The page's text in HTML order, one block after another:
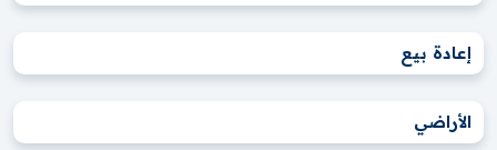
إعادة بيع
الأراضي